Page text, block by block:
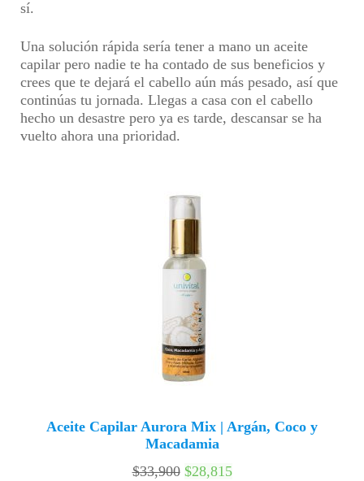
sí.
Una solución rápida sería tener a mano un aceite
capilar pero nadie te ha contado de sus beneficios y
crees que te dejará el cabello aún más pesado, así que
continúas tu jornada. Llegas a casa con el cabello
hecho un desastre pero ya es tarde, descansar se ha
vuelto ahora una prioridad.
Aceite Capilar Aurora Mix | Argán, Coco y
Macadamia
$33,900 $28,815